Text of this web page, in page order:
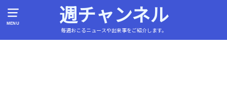
MENU 週チャンネル
毎週おこるニュースや出来事をご紹介します。